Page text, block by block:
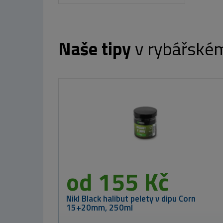
Naše tipyv
Hookbait Bag
Nikl Criticals
boilie Calanus &
Krill 250ml